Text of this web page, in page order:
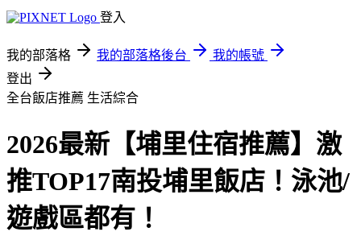
登入
我的部落格 我的部落格後台
我的帳號
登出
全台飯店推薦 生活綜合
2026最新【埔里住宿推薦】激
推TOP17南投埔里飯店！泳池/
遊戲區都有！